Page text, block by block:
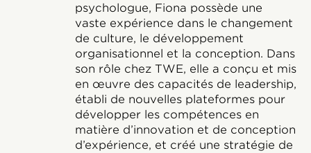
psychologue, Fiona possède une
vaste expérience dans le changement
de culture, le développement
organisationnel et la conception. Dans
son rôle chez TWE, elle a conçu et mis
en œuvre des capacités de leadership,
établi de nouvelles plateformes pour
développer les compétences en
matière d’innovation et de conception
d’expérience, et créé une stratégie de